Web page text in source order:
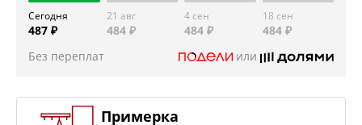
Сегодня
487 ₽
21 авг
484 ₽
4 сен
484 ₽
18 сен
484 ₽
Без переплат
или
Примерка